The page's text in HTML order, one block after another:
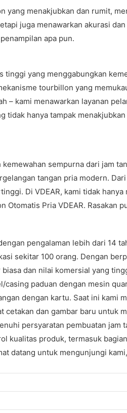
menakjubkan dan rumit,
juga menawarkan akurasi
apa pun.
yang menggabungkan
tourbillon yang
– kami menawarkan layanan
tidak hanya tampak
sempurna dari jam
tangan pria modern.
Di VDEAR, kami tidak
Pria VDEAR. Rasakan
pengalaman lebih dari 14
sekitar 100 orang. Dengan
dan nilai komersial yang
paduan dengan mesin
dengan kartu. Saat ini
dan gambar baru untuk
persyaratan pembuatan
produk, termasuk
datang untuk mengunjungi